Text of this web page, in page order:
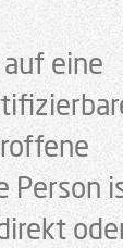
eine
Person